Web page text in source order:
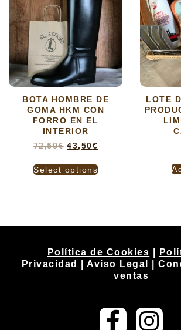
BOTA HOMBRE DE
GOMA HKM CON
FORRO EN EL
INTERIOR
72,50€ 43,50€
Select options
LOTE
Política de Cookies
Privacidad
|Aviso Legal |
ventas